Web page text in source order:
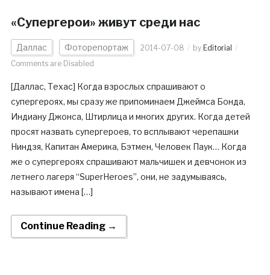
«Супергерои» живут среди нас
Даллас Фоторепортаж 2014-07-08 by Editorial
Comments are Disabled
[Даллас, Техас] Когда взрослых спрашивают о
супергероях, мы сразу же припоминаем Джеймса Бонда,
Индиану Джонса, Штирлица и многих других. Когда детей
просят назвать супергероев, то всплывают черепашки
Ниндзя, Капитан Америка, Бэтмен, Человек Паук… Когда
же о супергероях спрашивают мальчишек и девчонок из
летнего лагеря “SuperHeroes”, они, не задумываясь,
называют имена […]
Continue Reading →